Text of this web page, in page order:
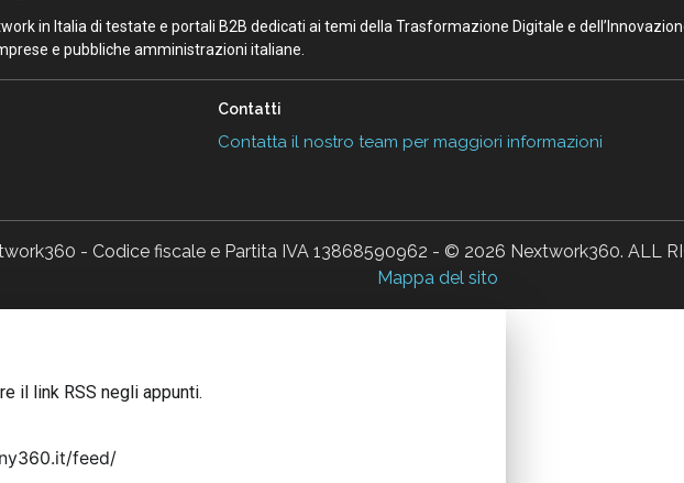
in Italia di testate e portali B2B dedicati ai temi della Trasformazione Digitale e
e pubbliche amministrazioni italiane.
Contatti
Contatta il nostro team per maggiori informazioni
- Codice fiscale e Partita IVA 13868590962 - © 2026 Nextwork360. ALL
Mappa del sito
il link RSS negli appunti.